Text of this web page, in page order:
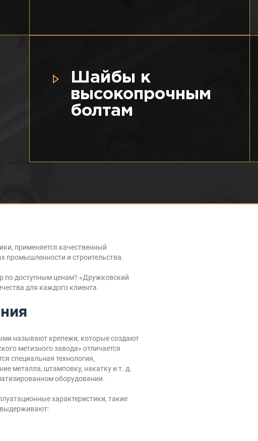
Шайбы к
высокопрочным
болтам
применяется качественный
промышленности и строительства.
по доступным ценам? «Дружковский
для каждого клиента.
называют крепежи, которые создают
метизного завода» отличается
специальная технология,
металла, штамповку, накатку и т. д.
оборудовании.
характеристики, такие
выдерживают: